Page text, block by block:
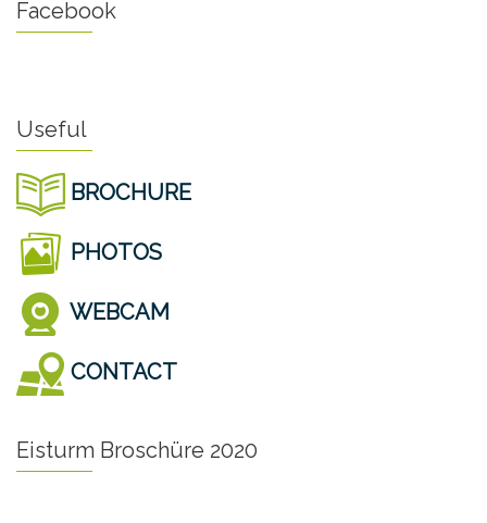
Facebook
Useful
BROCHURE
PHOTOS
WEBCAM
CONTACT
Eisturm Broschüre 2020